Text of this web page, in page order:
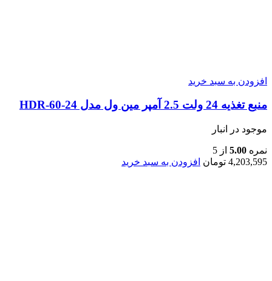
افزودن به سبد خرید
منبع تغذیه 24 ولت 2.5 آمپر مین ول مدل HDR-60-24
موجود در انبار
نمره 5.00 از 5
4,203,595 تومان افزودن به سبد خرید